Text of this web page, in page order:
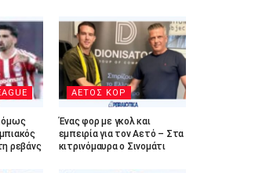
όμως
ρεβάνς
ΑΕΤΟΣ ΚΟΡ
Ένας φορ με γκολ και
εμπειρία για τον Αετό – Στα
κιτρινόμαυρα ο Σινομάτι